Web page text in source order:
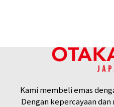
Kami membeli emas
Dengan kepercayaan